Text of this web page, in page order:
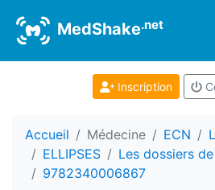
MedShake.net
Inscription
Accueil Médecine ECN
ELLIPSES
Les dossiers
9782340006867